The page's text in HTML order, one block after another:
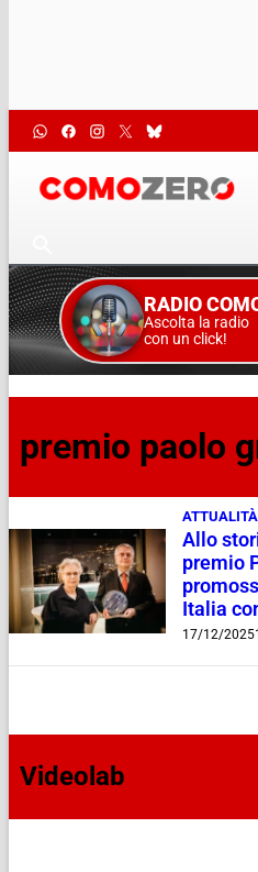
RADIO
Ascolta la radio
con un click!
premio paolo
ATTUALITÀ
Allo
premio
Italia
17/12/2025
Videolab